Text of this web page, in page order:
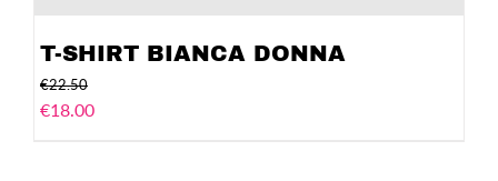
T-SHIRT BIANCA DONNA
€22.50
€18.00